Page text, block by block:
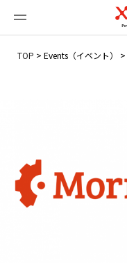
TOP > Events（イベント） >